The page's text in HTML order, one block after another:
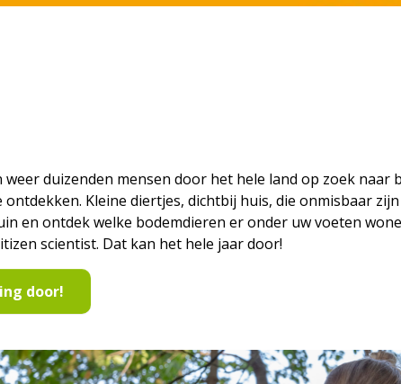
duizenden mensen door het hele land op zoek naar
Kleine diertjes, dichtbij huis, die onmisbaar
en ontdek welke bodemdieren er onder uw voeten
scientist. Dat kan het hele jaar door!
door!